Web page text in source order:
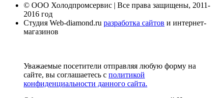
© ООО Холодпромсервис | Все права защищены, 2011-
2016 год
Студия Web-diamond.ru разработка сайтов и интернет-
магазинов
Уважаемые посетители отправляя любую форму на
сайте, вы соглашаетесь с политикой
конфиденциальности данного сайта.